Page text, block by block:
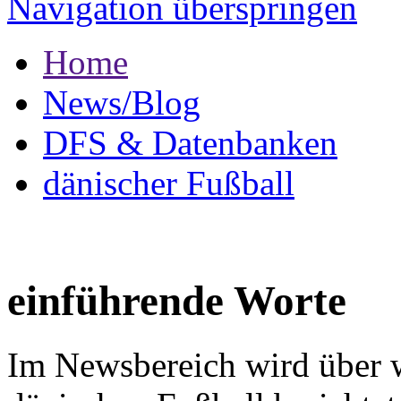
Home
News/Blog
DFS & Datenbanken
dänischer Fußball
einführende Worte
Im Newsbereich wird über